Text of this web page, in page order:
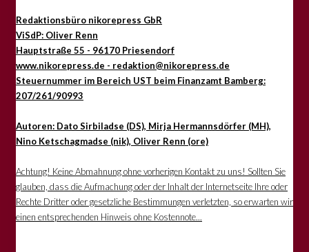
Redaktionsbüro nikorepress GbR
ViSdP: Oliver Renn
Hauptstraße 55 - 96170 Priesendorf
www.nikorepress.de - redaktion@nikorepress.de
Steuernummer im Bereich UST beim Finanzamt Bamberg:
207/261/90993
Autoren: Dato Sirbiladse (DS), Mirja Hermannsdörfer (MH),
Nino Ketschagmadse (nik), Oliver Renn (ore)
Achtung! Keine Abmahnung ohne vorherigen Kontakt zu uns! Sollten Sie
glauben, dass die Aufmachung oder der Inhalt der Internetseite Ihre oder
Rechte Dritter oder gesetzliche Bestimmungen verletzten, so erwarten wir
einen entsprechenden Hinweis ohne Kostennote...